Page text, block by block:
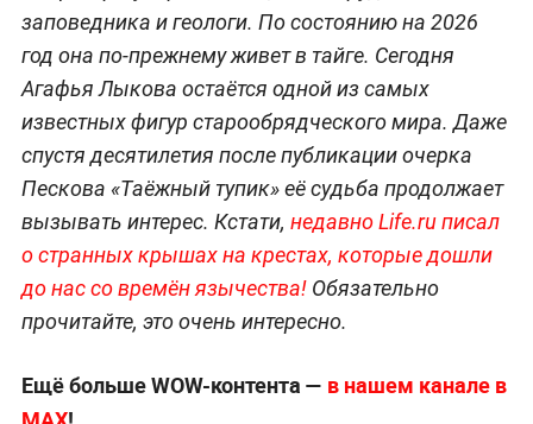
заповедника и геологи. По состоянию на 2026
год она по-прежнему живет в тайге. Сегодня
Агафья Лыкова остаётся одной из самых
известных фигур старообрядческого мира. Даже
спустя десятилетия после публикации очерка
Пескова «Таёжный тупик» её судьба продолжает
вызывать интерес. Кстати, недавно Life.ru писал
о странных крышах на крестах, которые дошли
до нас со времён язычества!Обязательно
прочитайте, это очень интересно.
Ещё больше WOW-контента — в нашем канале в